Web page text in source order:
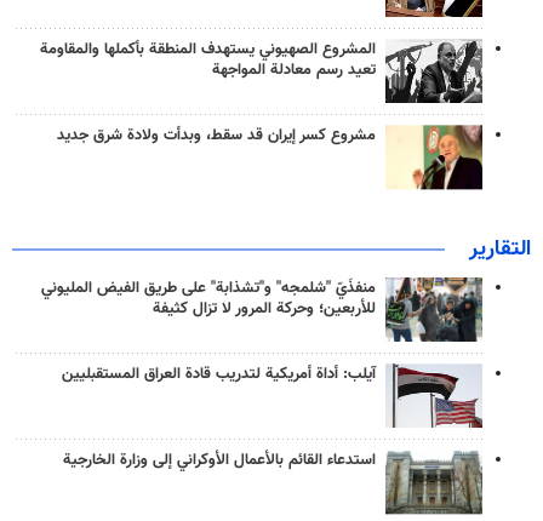
المشروع الصهيوني يستهدف المنطقة بأكملها والمقاومة
تعيد رسم معادلة المواجهة
مشروع كسر إيران قد سقط، وبدأت ولادة شرق جديد
التقارير
منفذَيّ "شلمجه" و"تشذابة" على طريق الفيض المليوني
للأربعين؛ وحركة المرور لا تزال كثيفة
آيلب: أداة أمريكية لتدريب قادة العراق المستقبليين
استدعاء القائم بالأعمال الأوكراني إلى وزارة الخارجية